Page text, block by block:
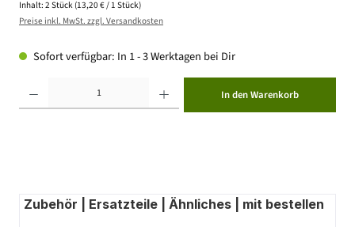
Inhalt: 2 Stück (13,20 € / 1 Stück)
Preise inkl. MwSt. zzgl. Versandkosten
Sofort verfügbar: In 1 - 3 Werktagen bei Dir
In den Warenkorb
Zubehör | Ersatzteile | Ähnliches | mit bestellen